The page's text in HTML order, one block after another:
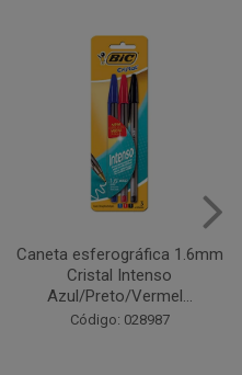
COLA EM BASTÃO 40G - LEO
& LEO
Código: 028164